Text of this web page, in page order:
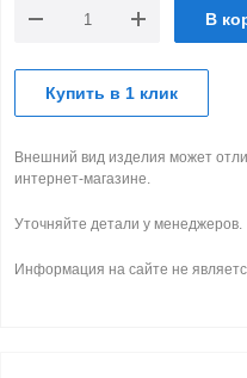
В
Купить в 1 клик
Внешний вид изделия может
интернет-магазине.
Уточняйте детали у менеджеров.
Информация на сайте не